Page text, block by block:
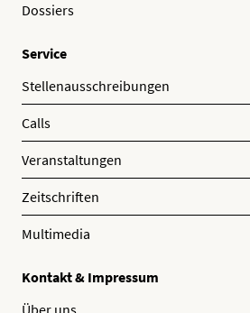
Dossiers
Service
Stellenausschreibungen
Calls
Veranstaltungen
Zeitschriften
Multimedia
Kontakt & Impressum